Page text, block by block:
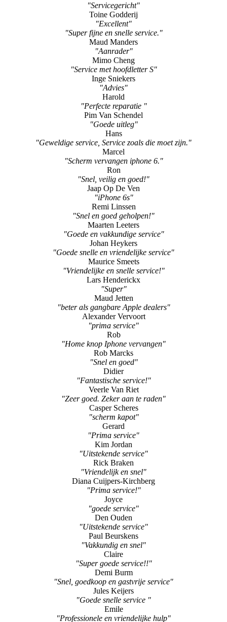
"Servicegericht"
Toine Godderij
"Excellent"
"Super fijne en snelle service."
Maud Manders
"Aanrader"
Mimo Cheng
"Service met hoofdletter S"
Inge Sniekers
"Advies"
Harold
"Perfecte reparatie "
Pim Van Schendel
"Goede uitleg"
Hans
"Geweldige service, Service zoals die moet zijn."
Marcel
"Scherm vervangen iphone 6."
Ron
"Snel, veilig en goed!"
Jaap Op De Ven
"iPhone 6s"
Remi Linssen
"Snel en goed geholpen!"
Maarten Leeters
"Goede en vakkundige service"
Johan Heykers
"Goede snelle en vriendelijke service"
Maurice Smeets
"Vriendelijke en snelle service!"
Lars Henderickx
"Super"
Maud Jetten
"beter als gangbare Apple dealers"
Alexander Vervoort
"prima service"
Rob
"Home knop Iphone vervangen"
Rob Marcks
"Snel en goed"
Didier
"Fantastische service!"
Veerle Van Riet
"Zeer goed. Zeker aan te raden"
Casper Scheres
"scherm kapot"
Gerard
"Prima service"
Kim Jordan
"Uitstekende service"
Rick Braken
"Vriendelijk en snel"
Diana Cuijpers-Kirchberg
"Prima service!"
Joyce
"goede service"
Den Ouden
"Uitstekende service"
Paul Beurskens
"Vakkundig en snel"
Claire
"Super goede service!!"
Demi Burm
"Snel, goedkoop en gastvrije service"
Jules Keijers
"Goede snelle service "
Emile
"Professionele en vriendelijke hulp"